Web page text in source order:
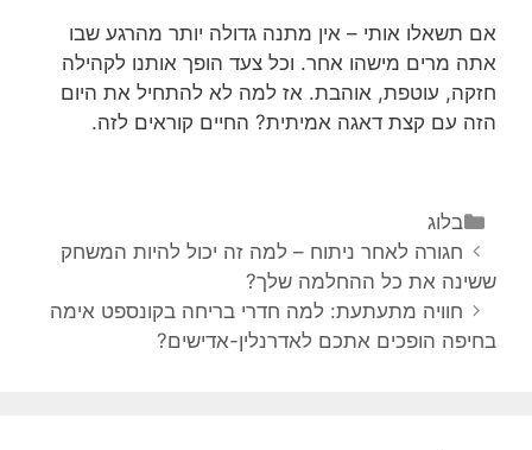
אם תשאלו אותי – אין מתנה גדולה יותר מהרגע שבו
אתה מרים מישהו אחר. וכל צעד הופך אותנו לקהילה
חזקה, עוטפת, אוהבת. אז למה לא להתחיל את היום
הזה עם קצת דאגה אמיתית? החיים קוראים לזה.
בלוג
חגורה לאחר ניתוח – למה זה יכול להיות המשחק
ששינה את כל ההחלמה שלך?
חוויה מתעתעת: למה חדרי בריחה בקונספט אימה
בחיפה הופכים אתכם לאדרנלין-אדישים?